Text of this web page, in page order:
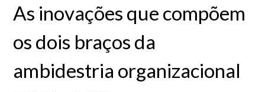
As inovações que compõem
os dois braços da
ambidestria organizacional